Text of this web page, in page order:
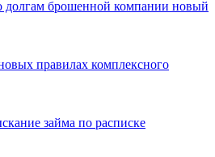
долгам брошенной компании новый
правилах комплексного
займа по расписке